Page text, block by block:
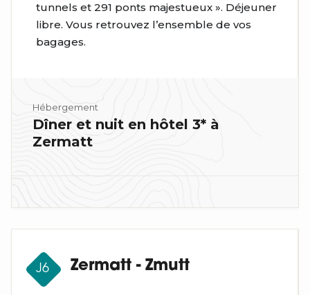
tunnels et 291 ponts majestueux ». Déjeuner
libre. Vous retrouvez l’ensemble de vos
bagages.
Hébergement
Dîner et nuit en hôtel 3* à
Zermatt
J6 Zermatt - Zmutt